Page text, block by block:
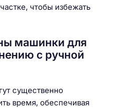
чтобы избежать
машинки для
с ручной
существенно
время, обеспечивая